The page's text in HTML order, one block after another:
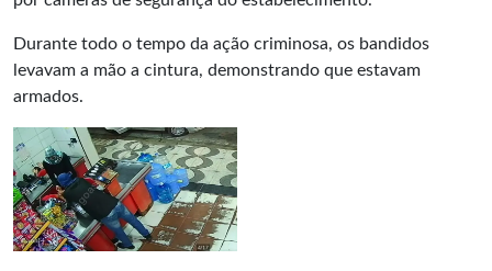
Durante todo o tempo da ação criminosa, os bandidos
levavam a mão a cintura, demonstrando que estavam
armados.